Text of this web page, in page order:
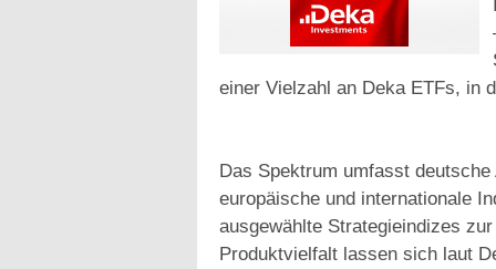
einer Vielzahl an Deka ETFs, in
Das Spektrum umfasst
europäische und internationale
ausgewählte Strategieindizes
Produktvielfalt lassen sich laut